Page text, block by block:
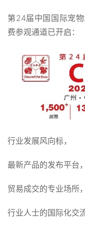
第24届中国国际宠
费参观通道已开启：
行业发展风向标，
最新产品的发布平台，
贸易成交的专业场所，
行业人士的国际化交